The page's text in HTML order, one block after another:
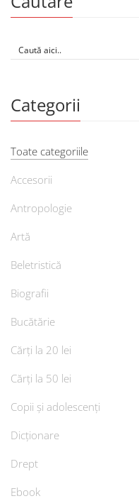
Categorii
Toate categoriile
Accesorii
Antropologie
Artă
Beletristică
Biografii
Bucătărie
Cărți la 20 lei
Cărți la 50 lei
Copii și adolescenți
Dicționare
Drept
Ebook